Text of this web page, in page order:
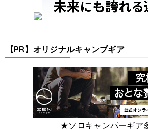
【PR】オリジナルキャンプギア
★ソロキャンパーギア